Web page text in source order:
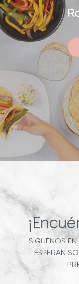
SÍGUENOS EN
ESPERAN